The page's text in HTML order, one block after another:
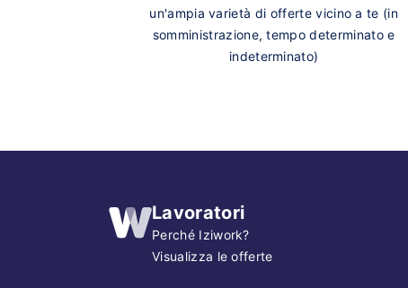
un'ampia varietà di offerte vicino a te (in
somministrazione, tempo determinato e
indeterminato)
Lavoratori
Perché Iziwork?
Visualizza le offerte